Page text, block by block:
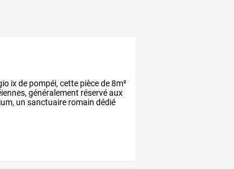
ixde pompéi,cette piècede8m²
généralement réservéaux
un sanctuaire romain dédié